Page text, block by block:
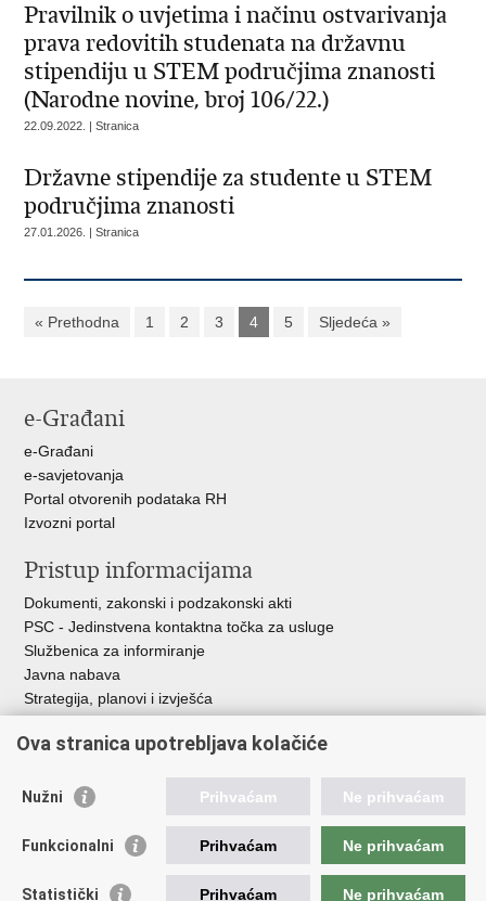
Pravilnik o uvjetima i načinu ostvarivanja
prava redovitih studenata na državnu
stipendiju u STEM područjima znanosti
(Narodne novine, broj 106/22.)
22.09.2022. | Stranica
Državne stipendije za studente u STEM
područjima znanosti
27.01.2026. | Stranica
« Prethodna 1 2 3 4 5 Sljedeća »
e-Građani
e-Građani
e-savjetovanja
Portal otvorenih podataka RH
Izvozni portal
Pristup informacijama
Dokumenti, zakonski i podzakonski akti
PSC - Jedinstvena kontaktna točka za usluge
Službenica za informiranje
Javna nabava
Strategija, planovi i izvješća
Korisne poveznice
Vlada RH
Ova stranica upotrebljava kolačiće
Nužni Prihvaćam Ne prihvaćam
Funkcionalni Prihvaćam Ne prihvaćam
Statistički Prihvaćam Ne prihvaćam